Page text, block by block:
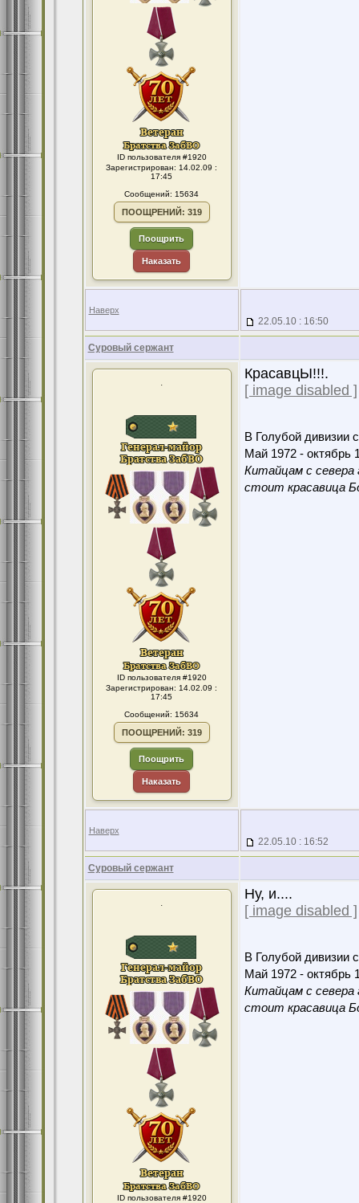
ID пользователя #1920
Зарегистрирован: 14.02.09 :
17:45
Сообщений: 15634
ПООЩРЕНИЙ: 319
Поощрить
Наказать
Наверх
22.05.10 : 16:50
Суровый сержант
.
ID пользователя #1920
Зарегистрирован: 14.02.09 :
17:45
Сообщений: 15634
ПООЩРЕНИЙ: 319
Поощрить
Наказать
КрасавцЫ!!!.
[ image disabled ]
В Голубой дивизии
Май 1972 - октябрь
Китайцам с севера
стоит красавица
Наверх
22.05.10 : 16:52
Суровый сержант
.
ID пользователя #1920
Ну, и....
[ image disabled ]
В Голубой дивизии
Май 1972 - октябрь
Китайцам с севера
стоит красавица